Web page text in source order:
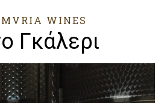
WINES
Γκάλερι